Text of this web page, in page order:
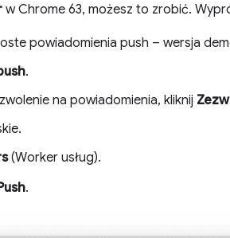
w Chrome 63, możesz to zrobić.
powiadomienia push – wersja
.
na powiadomienia, kliknij
(Worker usług).
.